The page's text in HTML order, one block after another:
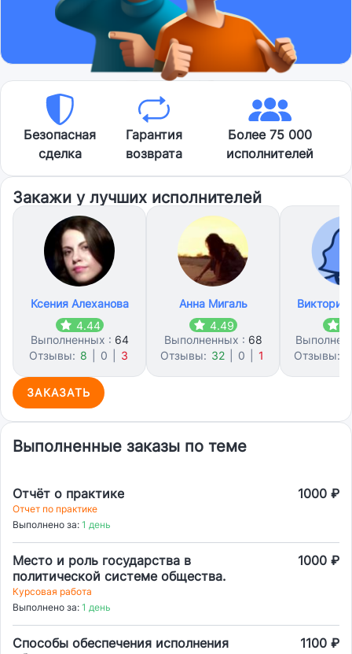
Безопасная
сделка
Гарантия
возврата
Более 75 000
исполнителей
Закажи у лучших исполнителей
Ксения Алеханова
4.44
Выполненных : 64
Отзывы: 8 0 3
Анна Мигаль
4.49
Выполненных : 68
Отзывы: 32 0 1
Виктория
Отзывы:
ЗАКАЗАТЬ
Выполненные заказы по теме
Отчёт о практике 1000 ₽
Отчет по практике
Выполнено за: 1 день
Место и роль государства в
политической системе общества.
1000 ₽
Курсовая работа
Выполнено за: 1 день
Способы обеспечения исполнения
1100 ₽